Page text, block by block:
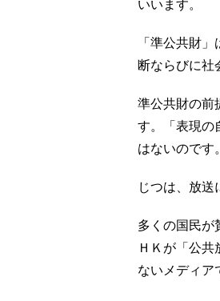
いいます。
「準公共財
断ならびに社
準公共財の前
す。「表現の
はないのです。
じつは、放送
多くの国民が
ＨＫが「公
ないメディア